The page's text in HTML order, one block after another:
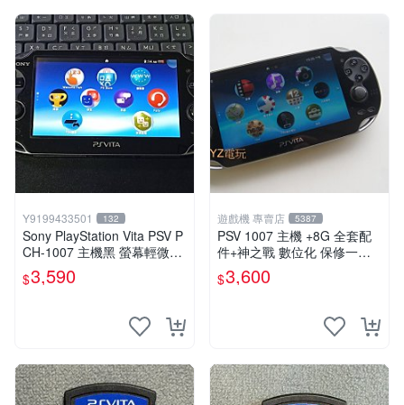
Y9199433501 132
Sony PlayStation Vita PSV P
CH-1007 主機黑 螢幕輕微老
化 可安裝遊戲 系統3.74書
$3,590
遊戲機 專賣店 5387
PSV 1007 主機 +8G 全套配
件+神之戰 數位化 保修一年
品質有保障 psvita
$3,600